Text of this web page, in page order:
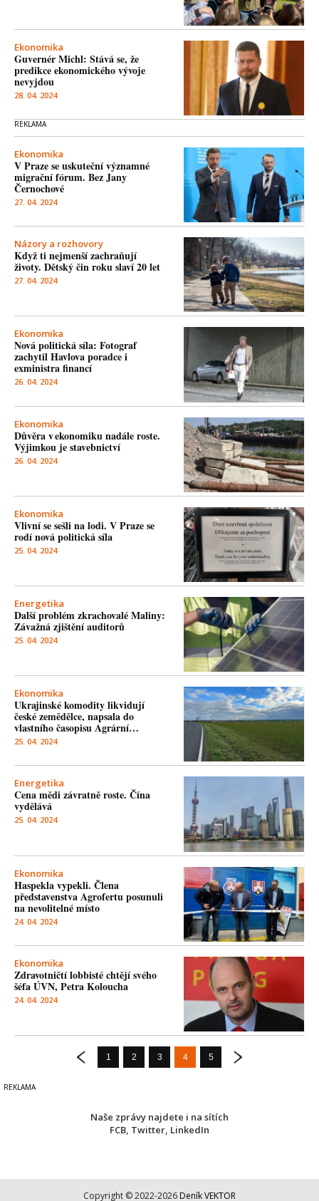
Ekonomika
Guvernér Michl: Stává se, že
predikce ekonomického vývoje
nevyjdou
28. 04. 2024
Ekonomika
V Praze se uskuteční významné
migrační fórum. Bez Jany
Černochové
27. 04. 2024
Názory a rozhovory
Když ti nejmenší zachraňují
životy. Dětský čin roku slaví 20 let
27. 04. 2024
Ekonomika
Nová politická síla: Fotograf
zachytil Havlova poradce i
exministra financí
26. 04. 2024
Ekonomika
Důvěra v ekonomiku nadále roste.
Výjimkou je stavebnictví
26. 04. 2024
Ekonomika
Vlivní se sešli na lodi. V Praze se
rodí nová politická síla
25. 04. 2024
Energetika
Další problém zkrachovalé Maliny:
Závažná zjištění auditorů
25. 04. 2024
Ekonomika
Ukrajinské komodity likvidují
české zemědělce, napsala do
vlastního časopisu Agrární…
25. 04. 2024
Energetika
Cena mědi závratně roste. Čína
vydělává
25. 04. 2024
Ekonomika
Haspekla vypekli. Člena
představenstva Agrofertu posunuli
na nevolitelné místo
24. 04. 2024
Ekonomika
Zdravotničtí lobbisté chtějí svého
šéfa ÚVN, Petra Koloucha
24. 04. 2024
1 2 3 4 5
Naše zprávy najdete i na sítích
FCB, Twitter, LinkedIn
Copyright © 2022-2026 Deník VEKTOR